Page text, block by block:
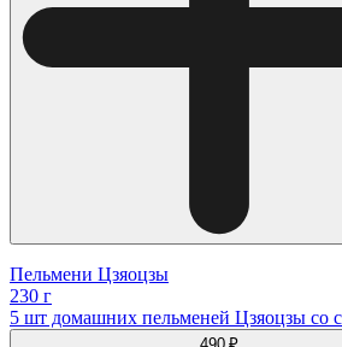
Пельмени Цзяоцзы
230 г
5 шт домашних пельменей Цзяоцзы со